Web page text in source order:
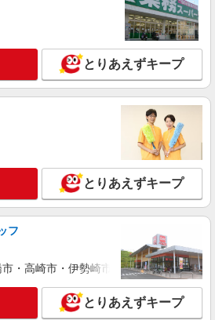
県さいたま市西区
詳細を見る
仕事No/0879819
1300円交通費全額支給
県さいたま市西区 ＊車・バイク通勤OK
ョン（1314VJ0805G19★91-N-T4）
レーター/日払いOK
とりあえずキープ
とりあえずキープ
フ
・高崎市・伊勢崎市・太田市・館林市
とりあえずキープ